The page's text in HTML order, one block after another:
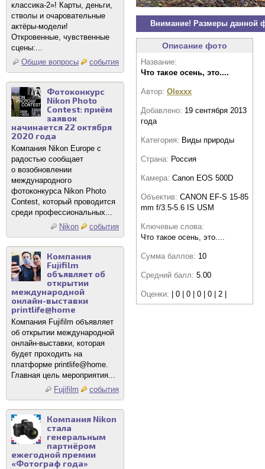
классика-2»! Карты, деньги,
стволы и очаровательные
актёры-модели!
Откровенные, чувственные
сцены:...
Общие вопросы
события
Фотоконкурс
Nikon Photo
Contest: приём
заявок
начинается 22 октября
2020 года
Компания Nikon Europe с
радостью сообщает
о возобновлении
международного
фотоконкурса Nikon Photo
Contest, который проводится
среди профессиональных...
Nikon
события
Компания
Fujifilm
объявляет об
открытии
международной
онлайн-выставки
printlife@home
Компания Fujifilm объявляет
об открытии международной
онлайн-выставки, которая
будет проходить на
платформе printlife@home.
Главная цель мероприятия...
Fujifilm
события
Компания Nikon
стала
генеральным
партнёром
ежегодной премии
«Фотограф года»
Внимание! Размеры данной
Описание фото
Название:
Что такое осень, это....
Автор: Olexxx
Добавлено: 19 сентября 2013
года
Категория: Виды природы
Страна: Россия
Камера: Canon EOS 500D
Объектив: CANON EF-S 15-85
mm f/3.5-5.6 IS USM
Ключевые слова:
Что такое осень, это....
Сумма баллов: 10
Средний балл: 5.00
Оценки: | 0 | 0 | 0 | 0 | 2 |